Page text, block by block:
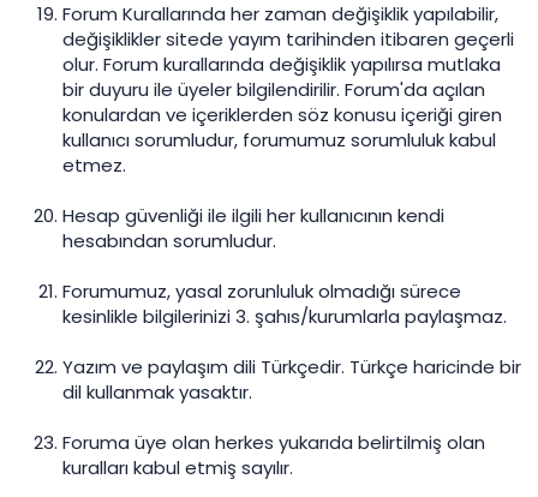
Forum Kurallarında her zaman değişiklik yapılabilir,
değişiklikler sitede yayım tarihinden itibaren geçerli
olur. Forum kurallarında değişiklik yapılırsa mutlaka
bir duyuru ile üyeler bilgilendirilir. Forum'da açılan
konulardan ve içeriklerden söz konusu içeriği giren
kullanıcı sorumludur, forumumuz sorumluluk kabul
etmez.
Hesap güvenliği ile ilgili her kullanıcının kendi
hesabından sorumludur.
Forumumuz, yasal zorunluluk olmadığı sürece
kesinlikle bilgilerinizi 3. şahıs/kurumlarla paylaşmaz.
Yazım ve paylaşım dili Türkçedir. Türkçe haricinde bir
dil kullanmak yasaktır.
Foruma üye olan herkes yukarıda belirtilmiş olan
kuralları kabul etmiş sayılır.